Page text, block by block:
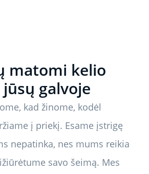
matomi kelio
galvoje
kad žinome, kodėl
į priekį. Esame įstrigę
nepatinka, nes mums reikia
savo šeimą. Mes